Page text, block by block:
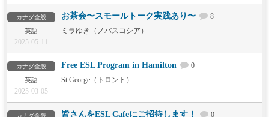
カナダ全般
英語
2025-05-11
お茶会〜スモールトーク実践あり〜
8
ミラゆき（ノバスコシア）
カナダ全般
英語
2025-03-05
Free ESL Program in Hamilton
0
St.George（トロント）
カナダ全般 皆さんをESL Cafeにご招待します！
0